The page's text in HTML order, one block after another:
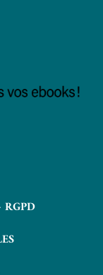
RGPD